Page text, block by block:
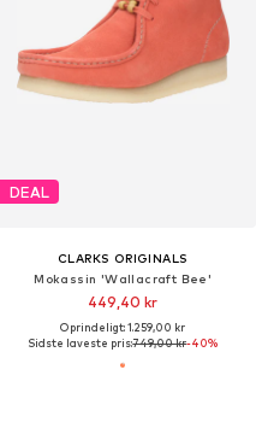
DEAL
CLARKS ORIGINALS
Mokassin 'Wallacraft Bee'
449,40 kr
Oprindeligt: 1.259,00 kr
Sidste laveste pris:749,00 kr-40%